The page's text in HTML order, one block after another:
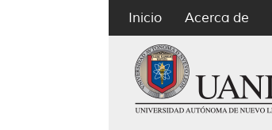
Inicio Acerca de